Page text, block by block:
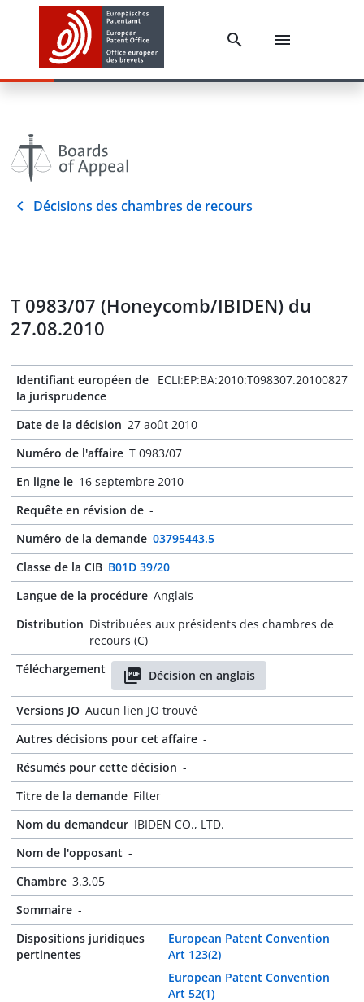
Décisions des chambres de recours
T 0983/07 (Honeycomb/IBIDEN) du
27.08.2010
Identifiant européen de
la jurisprudence
ECLI:EP:BA:2010:T098307.20100827
Date de la décision 27 août 2010
Numéro de l'affaire T 0983/07
En ligne le 16 septembre 2010
Requête en révision de -
Numéro de la demande 03795443.5
Classe de la CIB B01D 39/20
Langue de la procédure Anglais
Distribution Distribuées aux présidents des chambres de
recours (C)
Téléchargement
Décision en anglais
Versions JO Aucun lien JO trouvé
Autres décisions pour cet affaire -
Résumés pour cette décision -
Titre de la demande Filter
Nom du demandeur IBIDEN CO., LTD.
Nom de l'opposant -
Chambre 3.3.05
Sommaire -
Dispositions juridiques
pertinentes
European Patent Convention
Art 123(2)
European Patent Convention
Art 52(1)